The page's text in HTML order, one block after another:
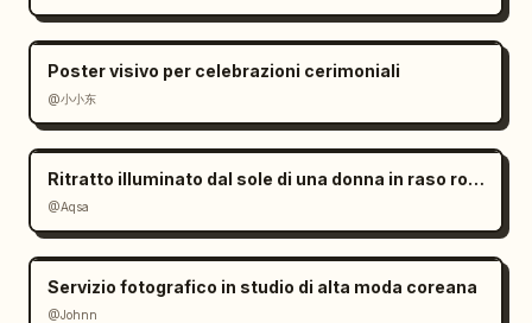
Poster visivo per celebrazioni cerimoniali
@小小东
Ritratto illuminato dal sole di una donna in raso rosso
@Aqsa
Servizio fotografico in studio di alta moda coreana
@Johnn